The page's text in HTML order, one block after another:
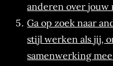
anderen over jouw
Ga op zoek naar
stijl werken als jij,
samenwerking